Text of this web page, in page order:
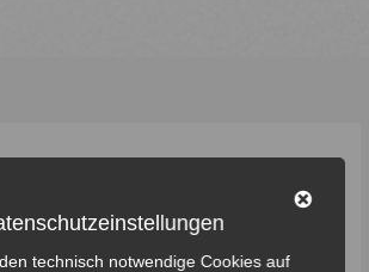
technisch notwendige Cookies auf